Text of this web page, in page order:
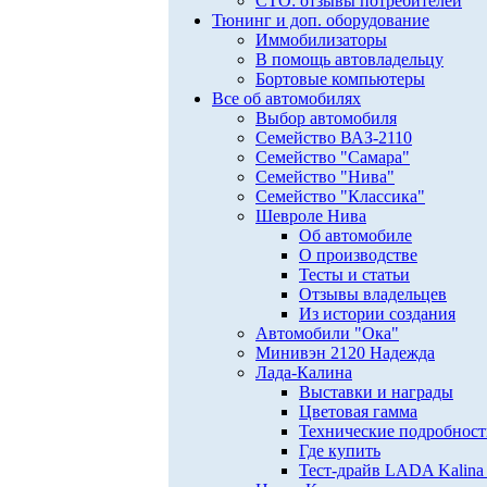
Тюнинг и доп. оборудование
Иммобилизаторы
В помощь автовладельцу
Бортовые компьютеры
Все об автомобилях
Выбор автомобиля
Семейство ВАЗ-2110
Семейство "Самара"
Семейство "Нива"
Семейство "Классика"
Шевроле Нива
Об автомобиле
О производстве
Тесты и статьи
Отзывы владельцев
Из истории создания
Автомобили "Ока"
Минивэн 2120 Надежда
Лада-Калина
Выставки и награды
Цветовая гамма
Технические
Где купить
Тест-драйв LADA Kalina